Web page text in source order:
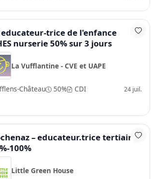
trice de l'enfance
nurserie 50% sur 3 jours
La Vufflantine - CVE et UAPE
Château 50% CDI 24 juil.
– educateur.trice tertiaire
100%
Little Green House